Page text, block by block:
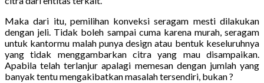
Maka dari itu, pemilihan konveksi seragam mesti dilakukan
dengan jeli. Tidak boleh sampai cuma karena murah, seragam
untuk kantormu malah punya design atau bentuk keseluruhnya
yang tidak menggambarkan citra yang mau disampaikan.
Apabila telah terlanjur apalagi memesan dengan jumlah yang
banyak tentu mengakibatkan masalah tersendiri, bukan ?